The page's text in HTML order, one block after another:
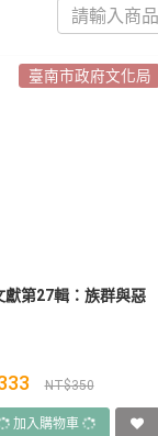
臺南市政府文化局
獻第27輯：族群與惡
NT$350
加入購物車